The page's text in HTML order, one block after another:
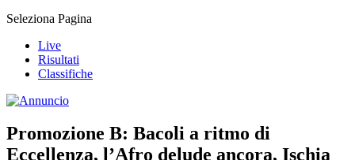
Seleziona Pagina
Live
Risultati
Classifiche
Promozione B: Bacoli a ritmo di
Eccellenza, l’Afro delude ancora, Ischia